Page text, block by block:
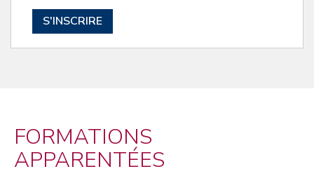
S'INSCRIRE
FORMATIONS
APPARENTÉES